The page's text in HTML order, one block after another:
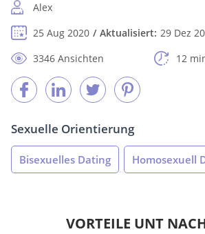
Alex
25 Aug 2020
Aktualisiert: 29 Dez
3346 Ansichten
12
Sexuelle Orientierung
Bisexuelles Dating Homosexuell
VORTEILE UNT